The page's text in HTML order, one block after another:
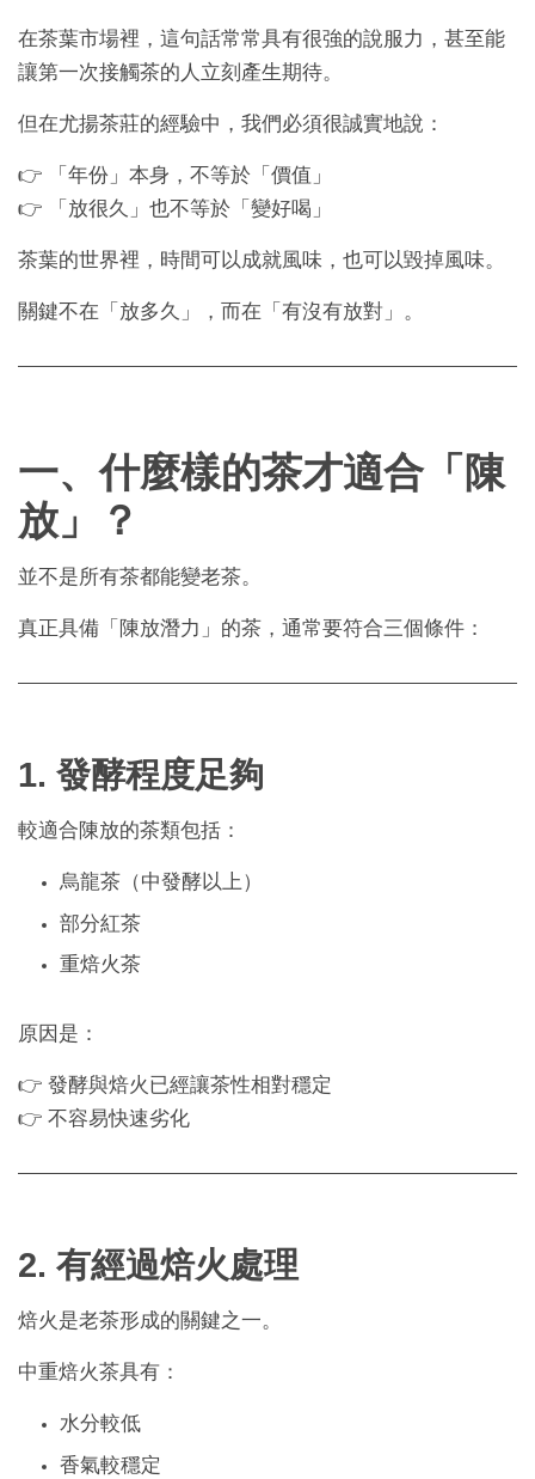
在茶葉市場裡，這句話常常具有很強的說服力，甚至能
讓第一次接觸茶的人立刻產生期待。
但在尤揚茶莊的經驗中，我們必須很誠實地說：
👉 「年份」本身，不等於「價值」
👉 「放很久」也不等於「變好喝」
茶葉的世界裡，時間可以成就風味，也可以毀掉風味。
關鍵不在「放多久」，而在「有沒有放對」。
一、什麼樣的茶才適合「陳
放」？
並不是所有茶都能變老茶。
真正具備「陳放潛力」的茶，通常要符合三個條件：
1. 發酵程度足夠
較適合陳放的茶類包括：
烏龍茶（中發酵以上）
部分紅茶
重焙火茶
原因是：
👉 發酵與焙火已經讓茶性相對穩定
👉 不容易快速劣化
2. 有經過焙火處理
焙火是老茶形成的關鍵之一。
中重焙火茶具有：
水分較低
香氣較穩定